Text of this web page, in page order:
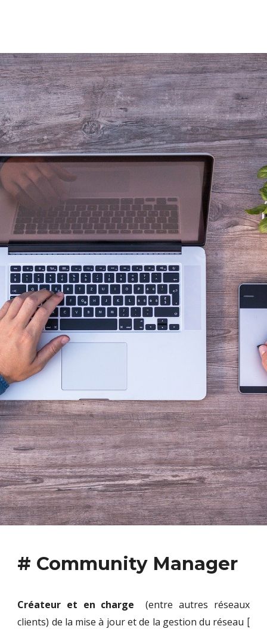
# Community Manager
Créateur et en charge(entre autres réseaux
clients) de la mise à jour et de la gestion du réseau [